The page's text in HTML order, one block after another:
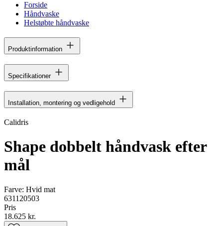
Forside
Håndvaske
Helstøbte håndvaske
Produktinformation
Specifikationer
Installation, montering og vedligehold
Calidris
Shape dobbelt håndvask efter
mål
Farve: Hvid mat
631120503
Pris
18.625 kr.